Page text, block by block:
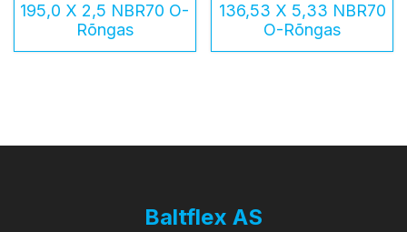
195,0 X 2,5 NBR70 O-
Rõngas
136,53 X 5,33 NBR70
O-Rõngas
Baltflex AS